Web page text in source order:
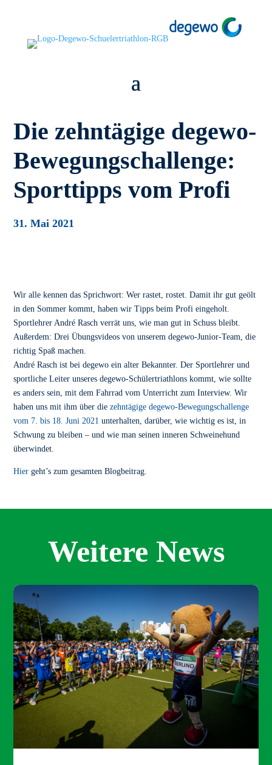
Die zehntägige degewo-
Bewegungschallenge:
Sporttipps vom Profi
31. Mai 2021
Wir alle kennen das Sprichwort: Wer rastet, rostet. Damit ihr gut geölt
in den Sommer kommt, haben wir Tipps beim Profi eingeholt.
Sportlehrer André Rasch verrät uns, wie man gut in Schuss bleibt.
Außerdem: Drei Übungsvideos von unserem degewo-Junior-Team, die
richtig Spaß machen.
André Rasch ist bei degewo ein alter Bekannter. Der Sportlehrer und
sportliche Leiter unseres degewo-Schülertriathlons kommt, wie sollte
es anders sein, mit dem Fahrrad vom Unterricht zum Interview. Wir
haben uns mit ihm über diezehntägige degewo-Bewegungschallenge
vom 7. bis 18. Juni 2021 unterhalten, darüber, wie wichtig es ist, in
Schwung zu bleiben – und wie man seinen inneren Schweinehund
überwindet.
Hier geht’s zum gesamten Blogbeitrag.
Weitere News